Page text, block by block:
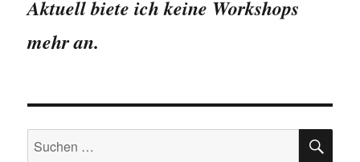
Aktuell biete ich keine Workshops
mehr an.
Suchen